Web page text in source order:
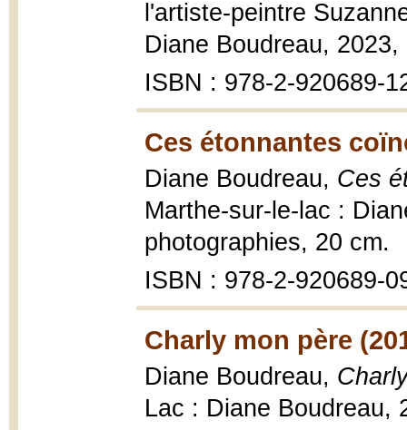
l'artiste-peintre
Diane Boudreau,
ISBN : 978-2-920689-
Ces étonnantes
Diane Boudreau, Ces
Marthe-sur-le-lac :
photographies, 20 cm.
ISBN : 978-2-920689-
Charly mon père
Diane Boudreau,
Lac : Diane Boudreau,